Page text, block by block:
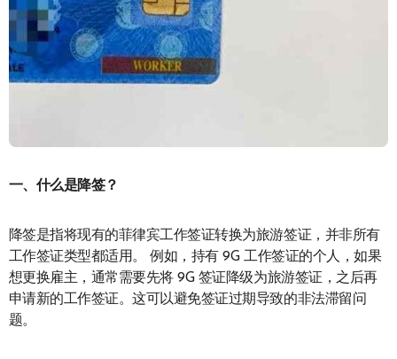
一、什么是降签？
降签是指将现有的菲律宾工作签证转换为旅游签证，并非所有
工作签证类型都适用。 例如，持有 9G 工作签证的个人，如果
想更换雇主，通常需要先将 9G 签证降级为旅游签证，之后再
申请新的工作签证。这可以避免签证过期导致的非法滞留问
题。